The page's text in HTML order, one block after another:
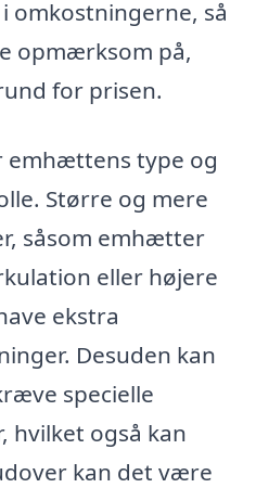
omkostningerne, så
opmærksom på,
for prisen.
emhættens type og
Større og mere
såsom emhætter
eller højere
ekstra
Desuden kan
specielle
hvilket også kan
kan det være